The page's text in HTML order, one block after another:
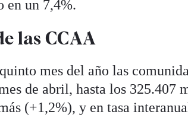
en un 7,4%.
las CCAA
mes del año las
de abril, hasta los 325.407
(+1,2%), y en tasa